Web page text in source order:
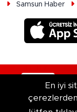
Samsun Haber
En iyi